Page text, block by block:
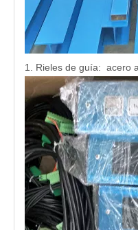
1. Rieles de guía: acero